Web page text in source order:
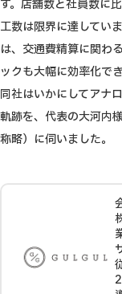
す。店舗数と社員数に
工数は限界に達してい
は、交通費精算に関わ
ックも大幅に効率化で
同社はいかにしてアナ
軌跡を、代表の大河内
称略）に伺いました。